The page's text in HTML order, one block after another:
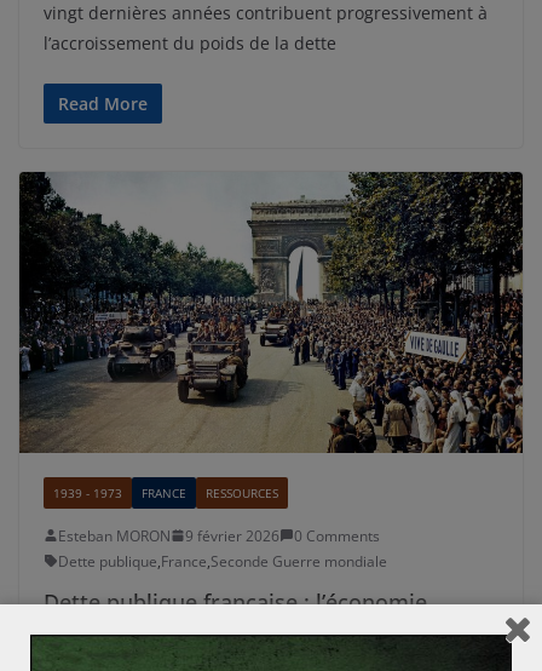
vingt dernières années contribuent progressivement à
l’accroissement du poids de la dette
Read More
1939 - 1973 FRANCE RESSOURCES
Esteban MORON 9 février 2026
0 Comments
Dette publique,France,Seconde Guerre mondiale
Dette publique française : l’économie
nationale à la Libération (1/3)